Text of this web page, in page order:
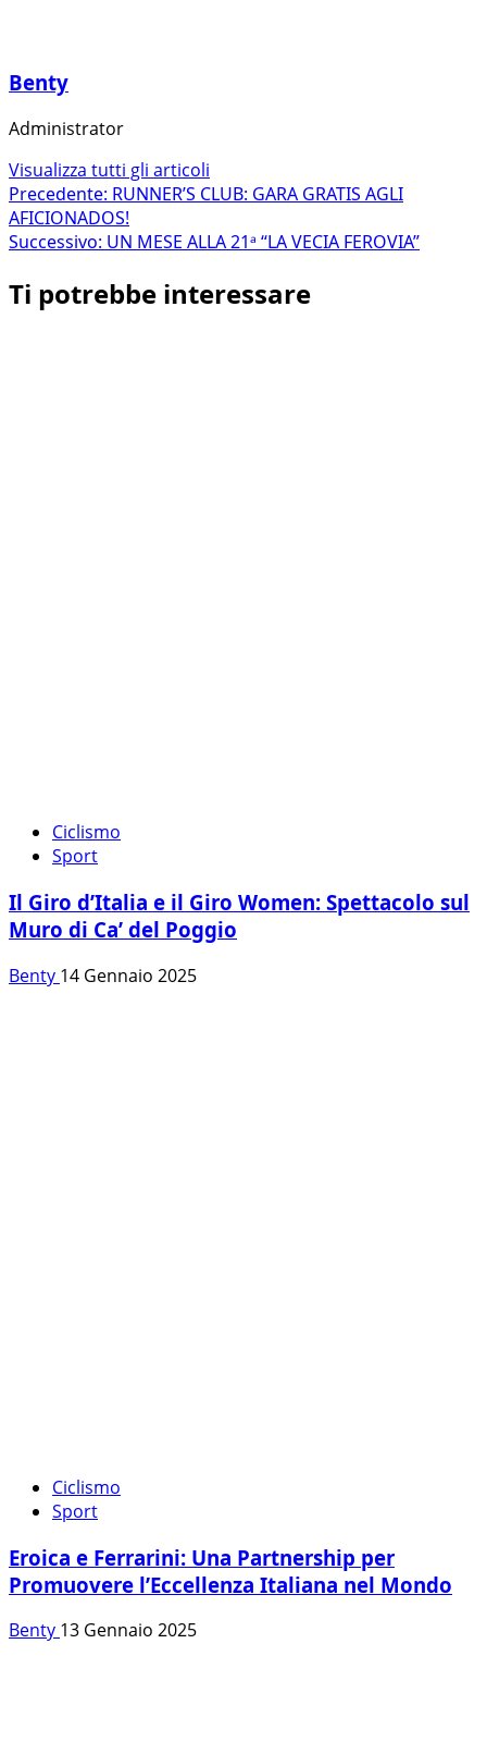
Benty
Administrator
Visualizza tutti gli articoli
Navigazione
articolo
Precedente: RUNNER’S CLUB: GARA GRATIS AGLI
AFICIONADOS!
Successivo: UN MESE ALLA 21ᵃ “LA VECIA FEROVIA”
Ti potrebbe interessare
Ciclismo
Sport
Il Giro d’Italia e il Giro Women: Spettacolo sul
Muro di Ca’ del Poggio
Benty 14 Gennaio 2025
Ciclismo
Sport
Eroica e Ferrarini: Una Partnership per
Promuovere l’Eccellenza Italiana nel Mondo
Benty 13 Gennaio 2025